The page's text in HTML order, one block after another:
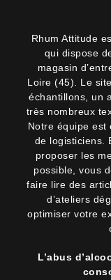
Rhum Attitude
qui dispose
magasin
Loire (45). Le
échantillons, un
très nombreux
Notre équipe est
de logisticiens.
proposer les
possible, vous
faire lire des
d’ateliers
optimiser votre
L’abus